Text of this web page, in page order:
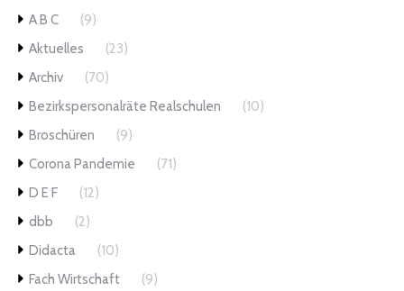
A B C
(9)
Aktuelles
(23)
Archiv
(70)
Bezirkspersonalräte Realschulen
(10)
Broschüren
(9)
Corona Pandemie
(71)
D E F
(12)
dbb
(2)
Didacta
(10)
Fach Wirtschaft
(9)